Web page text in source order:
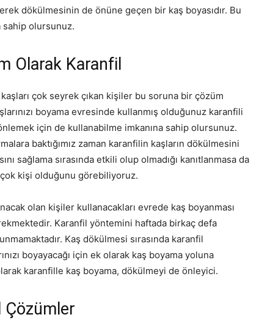
dökülmesinin de önüne geçen bir kaş boyasıdır. Bu
sahip olursunuz.
Olarak Karanfil
çok seyrek çıkan kişiler bu soruna bir çözüm
boyama evresinde kullanmış olduğunuz karanfili
için de kullanabilme imkanına sahip olursunuz.
baktığımız zaman karanfilin kaşların dökülmesini
sağlama sırasında etkili olup olmadığı kanıtlanmasa da
kişi olduğunu görebiliyoruz.
olan kişiler kullanacakları evrede kaş boyanması
Karanfil yöntemini haftada birkaç defa
Kaş dökülmesi sırasında karanfil
boyayacağı için ek olarak kaş boyama yoluna
karanfille kaş boyama, dökülmeyi de önleyici.
Çözümler